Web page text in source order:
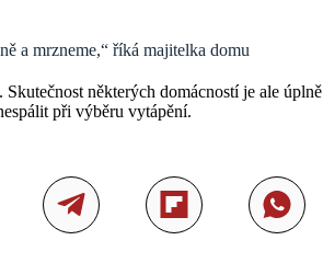
a mrzneme,“ říká majitelka domu
některých domácností je ale úplně
při výběru vytápění.